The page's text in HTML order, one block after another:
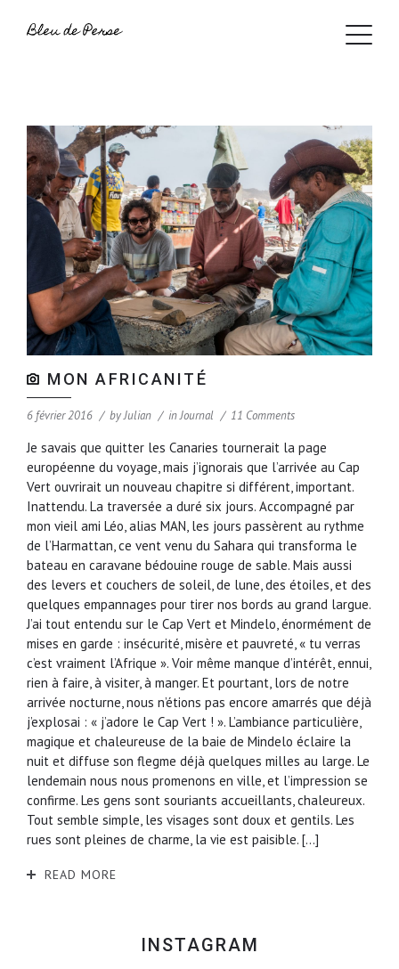
MON AFRICANITÉ
6 février 2016 byJulian inJournal 11 Comments
Je savais que quitter les Canaries tournerait la page
européenne du voyage, mais j’ignorais que l’arrivée au Cap
Vert ouvrirait un nouveau chapitre si différent, important.
Inattendu. La traversée a duré six jours. Accompagné par
mon vieil ami Léo, alias MAN, les jours passèrent au rythme
de l’Harmattan, ce vent venu du Sahara qui transforma le
bateau en caravane bédouine rouge de sable. Mais aussi
des levers et couchers de soleil, de lune, des étoiles, et des
quelques empannages pour tirer nos bords au grand largue.
J’ai tout entendu sur le Cap Vert et Mindelo, énormément de
mises en garde : insécurité, misère et pauvreté, « tu verras
c’est vraiment l’Afrique ». Voir même manque d’intérêt, ennui,
rien à faire, à visiter, à manger. Et pourtant, lors de notre
arrivée nocturne, nous n’étions pas encore amarrés que déjà
j’explosai : « j’adore le Cap Vert ! ». L’ambiance particulière,
magique et chaleureuse de la baie de Mindelo éclaire la
nuit et diffuse son flegme déjà quelques milles au large. Le
lendemain nous nous promenons en ville, et l’impression se
confirme. Les gens sont souriants accueillants, chaleureux.
Tout semble simple, les visages sont doux et gentils. Les
rues sont pleines de charme, la vie est paisible. […]
READ MORE
INSTAGRAM